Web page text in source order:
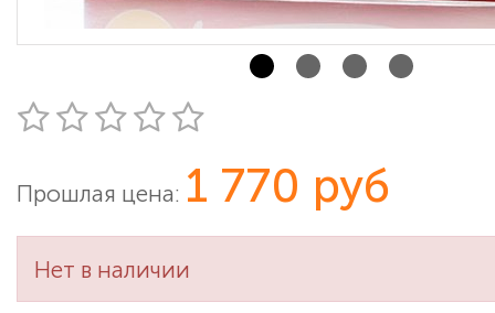
Прошлая цена: 1 770 руб
Нет в наличии